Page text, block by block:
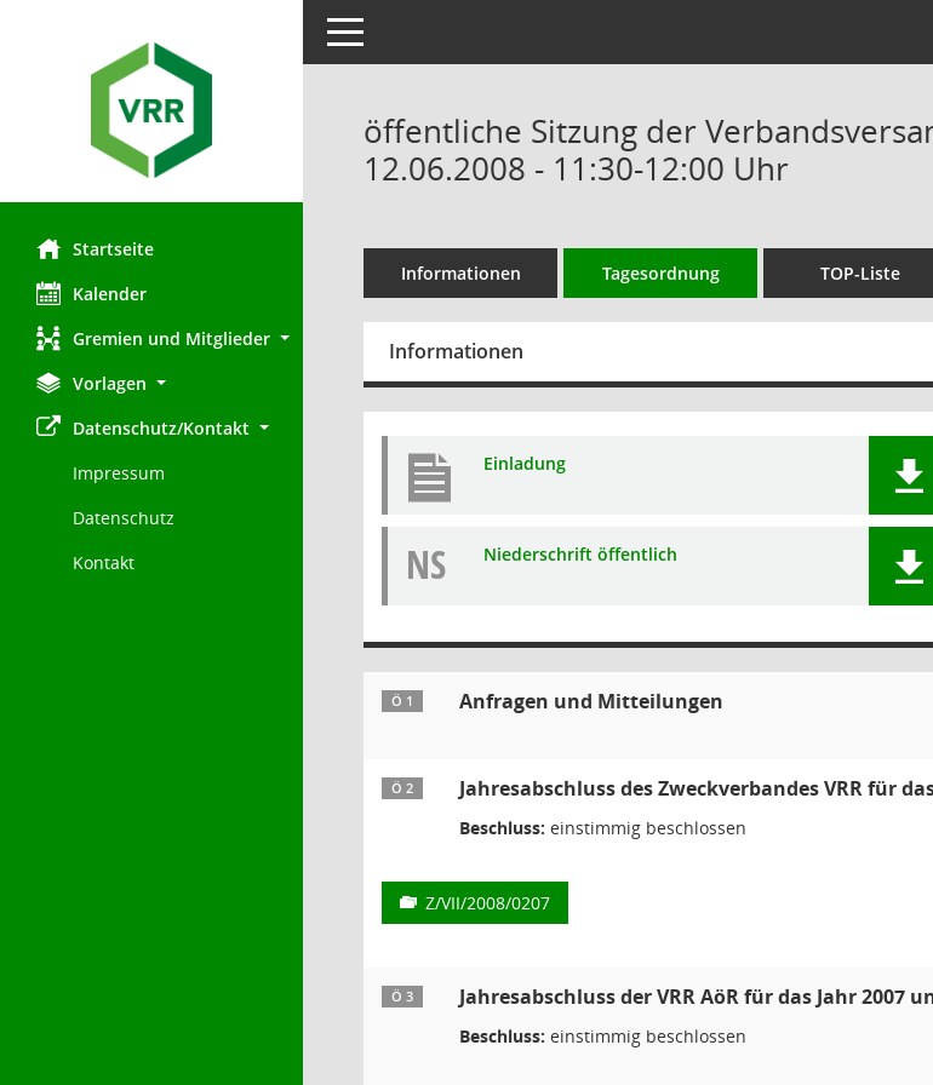
Startseite
Kalender
Gremien und Mitglieder
Vorlagen
Datenschutz/Kontakt
Impressum
Datenschutz
Kontakt
Toggle navigation
öffentliche Sitzung der
12.06.2008 - 11:30-12:00 Uhr
Informationen Tagesordnung TOP-Liste
Informationen
Einladung
NS Niederschrift öffentlich
Ö 1 Anfragen und Mitteilungen
Ö 2 Jahresabschluss des Zweckverbandes VRR für
Beschluss: einstimmig beschlossen
Z/VII/2008/0207
Ö 3 Jahresabschluss der VRR AöR für das Jahr 2007
Beschluss: einstimmig beschlossen